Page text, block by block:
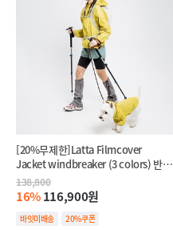
[20%무제한]Latta Filmcover
Jacket windbreaker (3 colors) 반려
견+반려인 SET
138,800
16%116,900원
바잇미배송 20%쿠폰